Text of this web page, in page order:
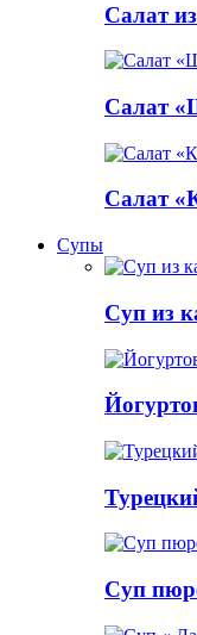
Салат
Салат
Салат
Супы
Суп из
Суп